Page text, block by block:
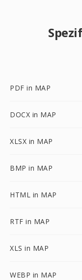
PDF in MAP
DOCX in MAP
XLSX in MAP
BMP in MAP
HTML in MAP
RTF in MAP
XLS in MAP
WEBP in MAP